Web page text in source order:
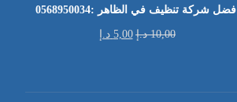
افضل شركة تنظيف في الظاهر :0568950034
10,00 د.إ 5,00 د.إ